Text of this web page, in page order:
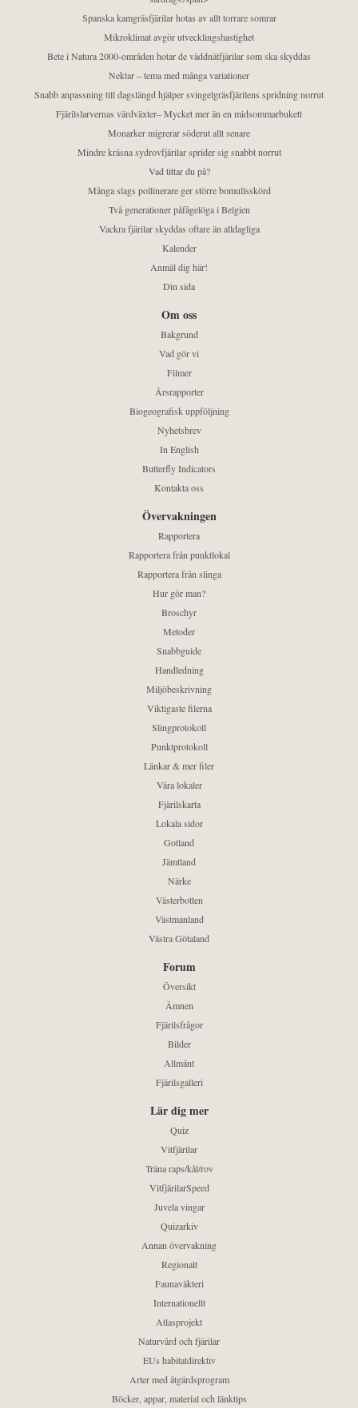
Spanska kamgräsfjärilar hotas av allt torrare somrar
Mikroklimat avgör utvecklingshastighet
Bete i Natura 2000-områden hotar de väddnätfjärilar som ska skyddas
Nektar – tema med många variationer
Snabb anpassning till dagslängd hjälper svingelgräsfjärilens spridning norrut
Fjärilslarvernas värdväxter– Mycket mer än en midsommarbukett
Monarker migrerar söderut allt senare
Mindre kräsna sydrovfjärilar sprider sig snabbt norrut
Vad tittar du på?
Många slags pollinerare ger större bomullsskörd
Två generationer påfågelöga i Belgien
Vackra fjärilar skyddas oftare än alldagliga
Kalender
Anmäl dig här!
Din sida
Om oss
Bakgrund
Vad gör vi
Filmer
Årsrapporter
Biogeografisk uppföljning
Nyhetsbrev
In English
Butterfly Indicators
Kontakta oss
Övervakningen
Rapportera
Rapportera från punktlokal
Rapportera från slinga
Hur gör man?
Broschyr
Metoder
Snabbguide
Handledning
Miljöbeskrivning
Viktigaste filerna
Slingprotokoll
Punktprotokoll
Länkar & mer filer
Våra lokaler
Fjärilskarta
Lokala sidor
Gotland
Jämtland
Närke
Västerbotten
Västmanland
Västra Götaland
Forum
Översikt
Ämnen
Fjärilsfrågor
Bilder
Allmänt
Fjärilsgalleri
Lär dig mer
Quiz
Vitfjärilar
Träna raps/kål/rov
VitfjärilarSpeed
Juvela vingar
Quizarkiv
Annan övervakning
Regionalt
Faunaväkteri
Internationellt
Atlasprojekt
Naturvård och fjärilar
EUs habitatdirektiv
Arter med åtgärdsprogram
Böcker, appar, material och länktips